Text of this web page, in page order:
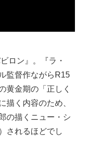
ロン』。『ラ・
監督作ながらR15
黄金期の「正しく
描く内容のため、
の描くニュー・シ
されるほどでし